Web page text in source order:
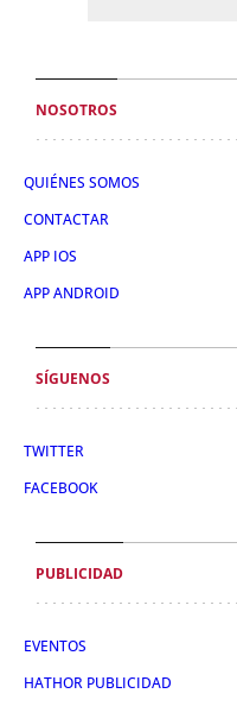
NOSOTROS
QUIÉNES SOMOS
CONTACTAR
APP IOS
APP ANDROID
SÍGUENOS
TWITTER
FACEBOOK
PUBLICIDAD
EVENTOS
HATHOR PUBLICIDAD